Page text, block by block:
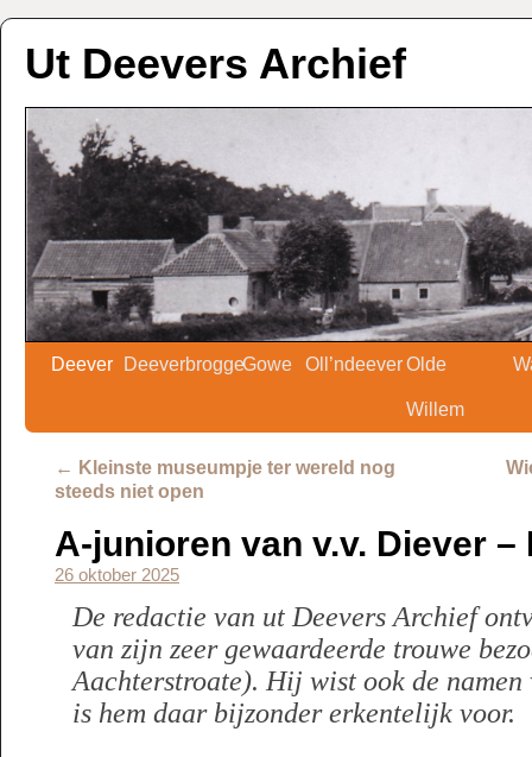
Ut Deevers Archief
Deever DeeverbroggeGowe Oll’ndeeverOlde
Willem
← Kleinste museumpje ter wereld nog
steeds niet open
A-junioren van v.v. Diever
26 oktober 2025
De redactie van ut Deevers Archief
van zijn zeer gewaardeerde trouwe
Aachterstroate). Hij wist ook de namen
is hem daar bijzonder erkentelijk voor.